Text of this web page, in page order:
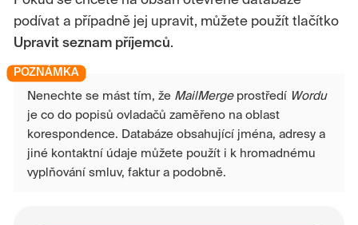
podívat a případně jej upravit, můžete použít tlačítko
Upravit seznam příjemců.
Nenechte se mást tím, že MailMergeprostředí Wordu
je co do popisů ovladačů zaměřeno na oblast
korespondence. Databáze obsahující jména, adresy a
jiné kontaktní údaje můžete použít i k hromadnému
vyplňování smluv, faktur a podobně.